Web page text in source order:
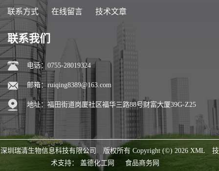
联系方式 在线留言 技术文章
联系我们
电话：0755-28019324
邮箱： ruiqing8389@163.com
地址：福田街道岗厦社区福华三路88号财富大厦39G-Z25
深圳瑞清生物信息科技有限公司 版权所有 Copyright (©) 2026 XML
技
术支持： 盖德化工网 食品商务网